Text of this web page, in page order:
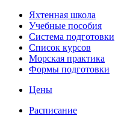
Яхтенная школа
Учебные пособия
Cистема подготовки
Список курсов
Морская практика
Формы подготовки
Цены
Расписание